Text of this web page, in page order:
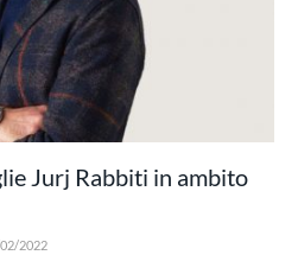
Jurj Rabbiti in ambito
2022